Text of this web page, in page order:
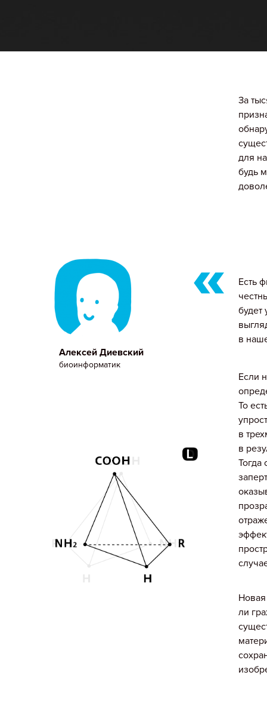
За
для
будь
Есть
будет
в
Алексей Диевский
биоинформатик
Если
То
в
в
Тогда
ли